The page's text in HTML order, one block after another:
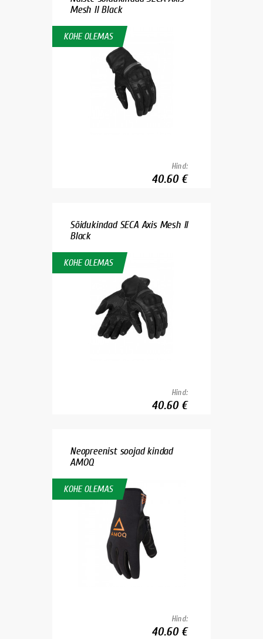
Mesh II Black
KOHE OLEMAS
Hind:
40.60 €
Sõidukindad SECA Axis Mesh II
Black
KOHE OLEMAS
Hind:
40.60 €
Neopreenist soojad kindad
AMOQ
KOHE OLEMAS
Hind:
40.60 €